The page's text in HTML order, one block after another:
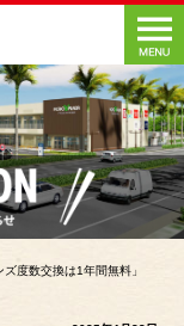
度数交換は1年間無料」